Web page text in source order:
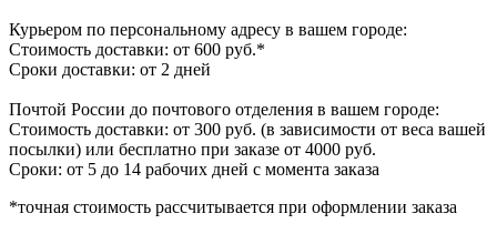
Курьером по персональному адресу в вашем городе:
Стоимость доставки: от 600 руб.*
Сроки доставки: от 2 дней
Почтой России до почтового отделения в вашем городе:
Стоимость доставки: от 300 руб. (в зависимости от веса вашей
посылки) или бесплатно при заказе от 4000 руб.
Сроки: от 5 до 14 рабочих дней с момента заказа
*точная стоимость рассчитывается при оформлении заказа